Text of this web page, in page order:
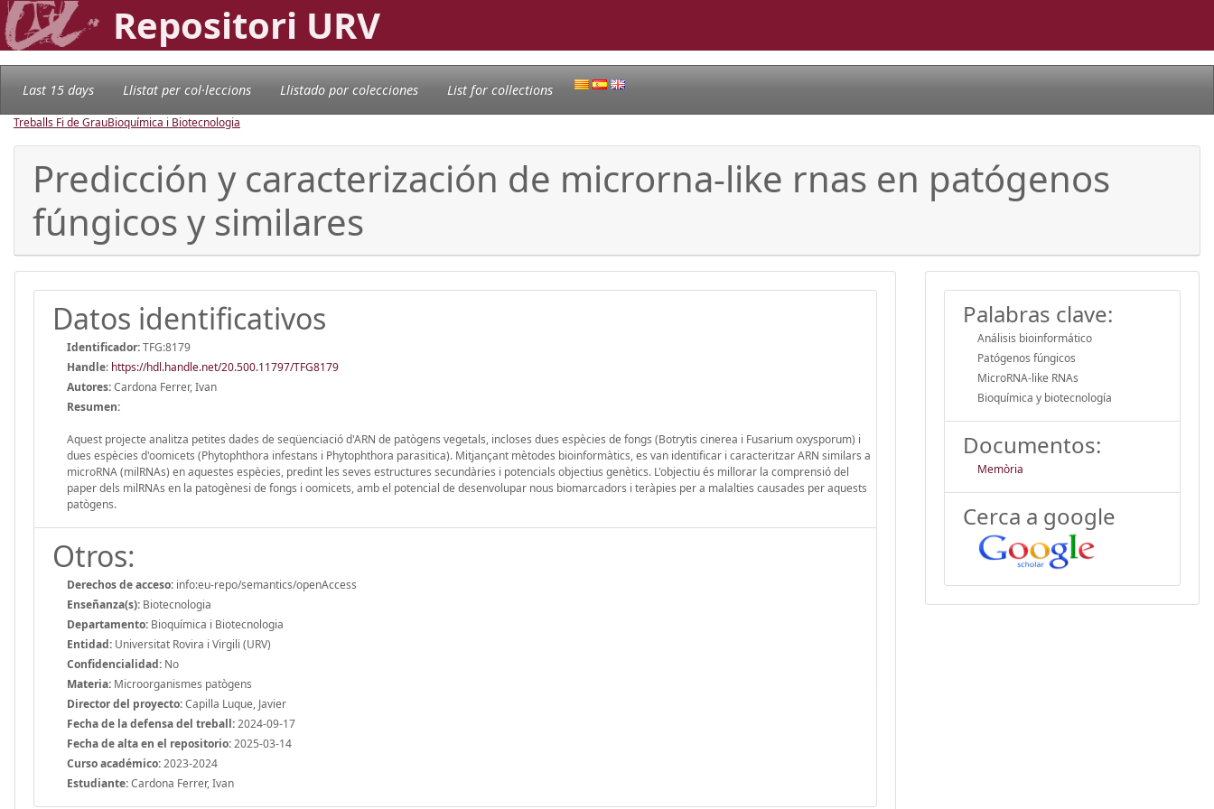
Repositori URV
Last 15 days Llistat per col·leccions Llistado por colecciones List for collections
Treballs Fi de GrauBioquímica i Biotecnologia
Predicción y caracterización de microrna-like rnas en patógenos
fúngicos y similares
Datos identificativos
Identificador:TFG:8179
Handle: https://hdl.handle.net/20.500.11797/TFG8179
Autores:Cardona Ferrer, Ivan
Resumen:
Aquest projecte analitza petites dades de seqüenciació d'ARN de patògens vegetals, incloses dues espècies de fongs (Botrytis cinerea i Fusarium oxysporum) i
dues espècies d'oomicets (Phytophthora infestans i Phytophthora parasitica). Mitjançant mètodes bioinformàtics, es van identificar i caracteritzar ARN similars a
microRNA (milRNAs) en aquestes espècies, predint les seves estructures secundàries i potencials objectius genètics. L'objectiu és millorar la comprensió del
paper dels milRNAs en la patogènesi de fongs i oomicets, amb el potencial de desenvolupar nous biomarcadors i teràpies per a malalties causades per aquests
patògens.
Otros:
Derechos de acceso: info:eu-repo/semantics/openAccess
Enseñanza(s): Biotecnologia
Departamento: Bioquímica i Biotecnologia
Entidad: Universitat Rovira i Virgili (URV)
Confidencialidad: No
Materia: Microorganismes patògens
Director del proyecto:Capilla Luque, Javier
Fecha de la defensa del treball:2024-09-17
Fecha de alta en el repositorio:2025-03-14
Curso académico:2023-2024
Estudiante:Cardona Ferrer, Ivan
Palabras clave:
Análisis bioinformático
Patógenos fúngicos
MicroRNA-like RNAs
Bioquímica y biotecnología
Documentos:
Memòria
Cerca a google